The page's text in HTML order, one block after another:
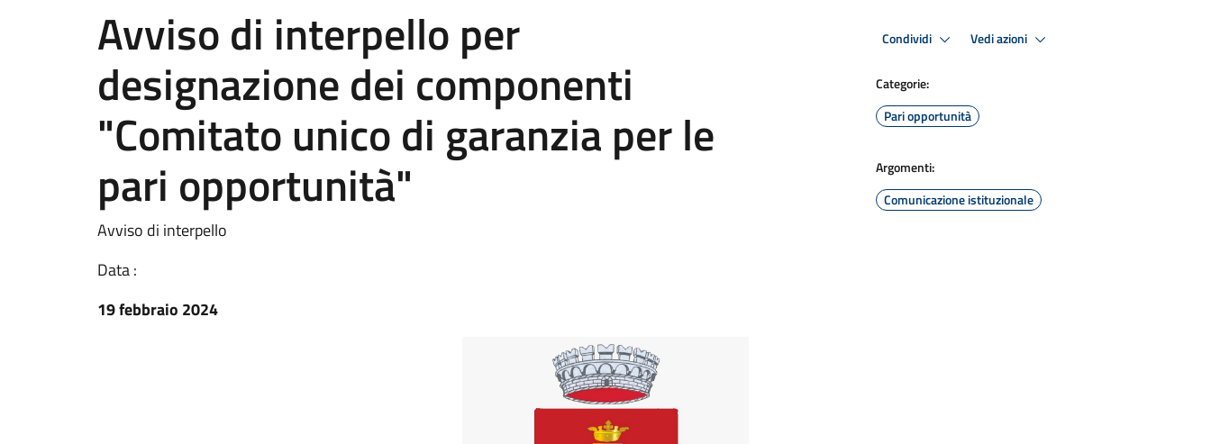
Avviso di interpello per
designazione dei componenti
"Comitato unico di garanzia per le
pari opportunità"
Avviso di interpello
Data :
19 febbraio 2024
Condividi Vedi azioni
Categorie:
Pari opportunità
Argomenti:
Comunicazione istituzionale